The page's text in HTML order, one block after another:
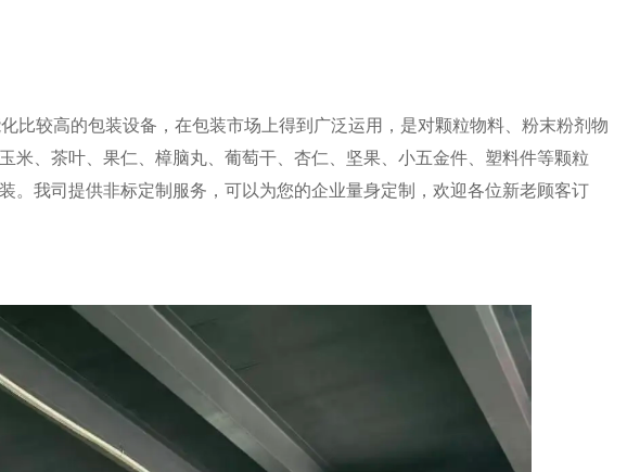
比较高的包装设备，在包装市场上得到广泛运用，是对颗粒物料、粉末粉剂物
米、茶叶、果仁、樟脑丸、葡萄干、杏仁、坚果、小五金件、塑料件等颗粒
。我司提供非标定制服务，可以为您的企业量身定制，欢迎各位新老顾客订